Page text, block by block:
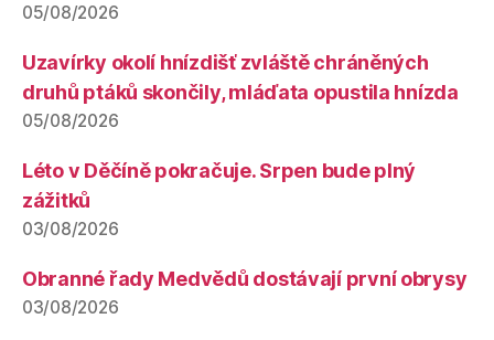
05/08/2026
Uzavírky okolí hnízdišť zvláště chráněných
druhů ptáků skončily, mláďata opustila hnízda
05/08/2026
Léto v Děčíně pokračuje. Srpen bude plný
zážitků
03/08/2026
Obranné řady Medvědů dostávají první obrysy
03/08/2026